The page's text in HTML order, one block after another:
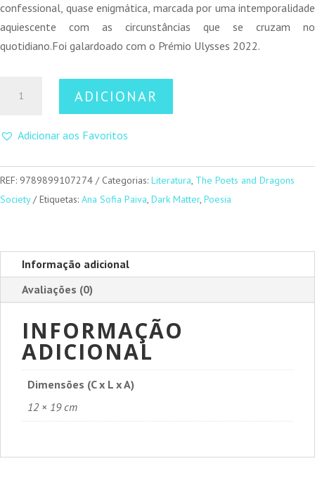
confessional, quase enigmática, marcada por uma intemporalidade
aquiescente com as circunstâncias que se cruzam no
quotidiano.Foi galardoado com o Prémio Ulysses 2022.
–
ordem
das
ADICIONAR
Adicionar aos Favoritos
REF: 9789899107274 Categorias: Literatura, The Poets and Dragons
Society
Etiquetas: Ana Sofia Paiva, Dark Matter, Poesia
Informação adicional
Avaliações (0)
INFORMAÇÃO
ADICIONAL
Dimensões (C x L x A)
12 × 19 cm